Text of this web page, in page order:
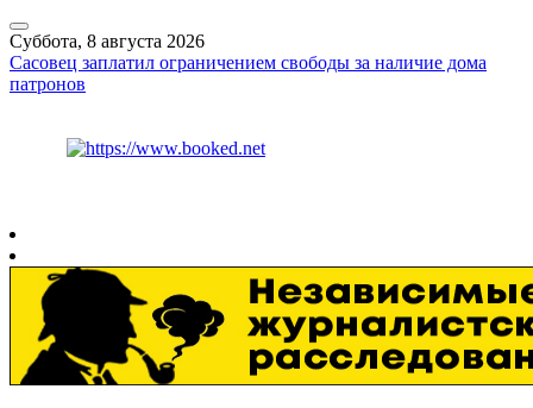
Суббота, 8 августа 2026
Сасовец заплатил ограничением свободы за наличие дома
патронов